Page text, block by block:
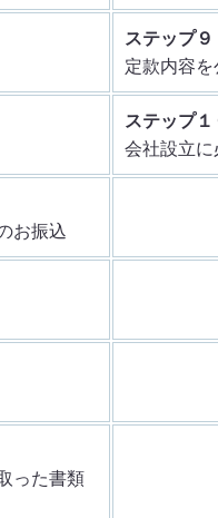
ステップ９
定款内容
ステップ１
会社設立
お振込
った書類